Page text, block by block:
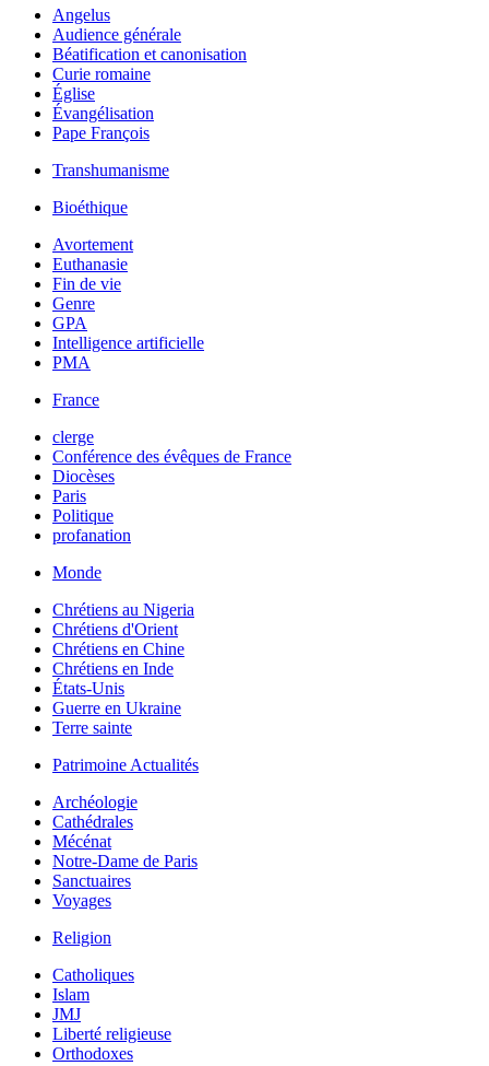
Angelus
Audience générale
Béatification et canonisation
Curie romaine
Église
Évangélisation
Pape François
Transhumanisme
Bioéthique
Avortement
Euthanasie
Fin de vie
Genre
GPA
Intelligence artificielle
PMA
France
clerge
Conférence des évêques de France
Diocèses
Paris
Politique
profanation
Monde
Chrétiens au Nigeria
Chrétiens d'Orient
Chrétiens en Chine
Chrétiens en Inde
États-Unis
Guerre en Ukraine
Terre sainte
Patrimoine Actualités
Archéologie
Cathédrales
Mécénat
Notre-Dame de Paris
Sanctuaires
Voyages
Religion
Catholiques
Islam
JMJ
Liberté religieuse
Orthodoxes